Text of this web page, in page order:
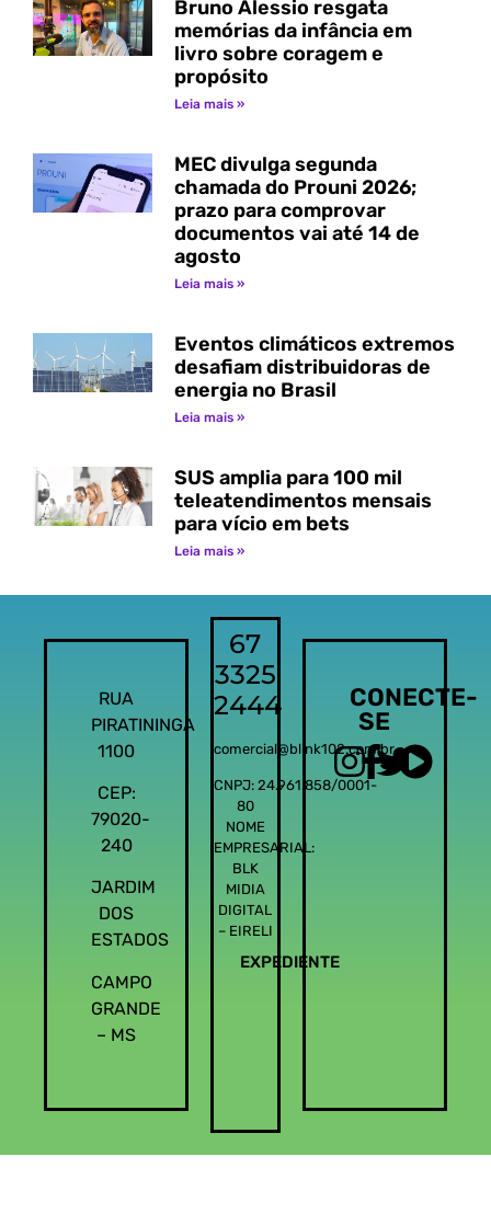
Bruno Alessio resgata
memórias da infância em
livro sobre coragem e
propósito
Leia mais »
MEC divulga segunda
chamada do Prouni 2026;
prazo para comprovar
documentos vai até 14 de
agosto
Leia mais »
Eventos climáticos extremos
desafiam distribuidoras de
energia no Brasil
Leia mais »
SUS amplia para 100 mil
teleatendimentos mensais
para vício em bets
Leia mais »
RUA
PIRATININGA
1100
CEP:
79020-
240
JARDIM
DOS
ESTADOS
CAMPO
GRANDE
– MS
67
3325
2444
comercial@blink102.com.br
CNPJ: 24.961.858/0001-
80
NOME
EMPRESARIAL:
BLK
MIDIA
DIGITAL
– EIRELI
EXPEDIENTE
CONECTE-
SE